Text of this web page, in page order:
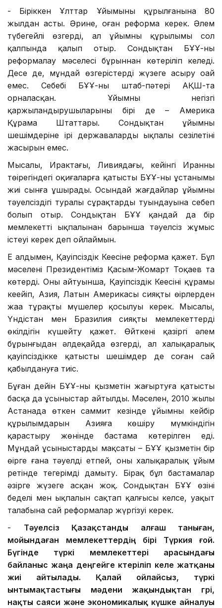
- Біріккен Ұлттар Ұйымының құрылғанына 80
жылдан асты. Әрине, оған реформа керек. Әлем
түбегейлі өзгерді, ал ұйымның құрылымы сол
қалпында қалып отыр. Сондықтан БҰҰ-ны
реформалау мәселесі бұрыннан көтеріліп келеді.
Десе де, мұндай өзгерістерді жүзеге асыру оңай
емес. Себебі БҰҰ-ның штаб-пәтері АҚШ-та
орналасқан. Ұйымның негізгі
қаржыландырушыларының бірі де – Америка
Құрама Штаттары. Сондықтан ұйымның
шешімдеріне ірі державалардың ықпалы сезілетіні
жасырын емес.
Мысалы, Ирактағы, Ливиядағы, кейінгі Иранның
төңірегіндегі оқиғаларға қатысты БҰҰ-ның ұстанымы
жиі сынға ұшырады. Осындай жағдайлар ұйымның
тәуелсіздігі туралы сұрақтардың туындауына себеп
болып отыр. Сондықтан БҰҰ қандай да бір
мемлекеттің ықпалынан барынша тәуелсіз жұмыс
істеуі керек деп ойлаймын.
Ең алдымен, Қауіпсіздік Кеңесіне реформа қажет. Бұл
мәселені Президентіміз Қасым-Жомарт Тоқаев та
көтерді. Оның айтуынша, Қауіпсіздік Кеңесінің құрамы
кеңейіп, Азия, Латын Америкасы сияқты өңірлерден
жаңа тұрақты мүшелер қосылуы керек. Мысалы,
Үндістан мен Бразилия сияқты мемлекеттердің
өкілдігін күшейту қажет. Өйткені қазіргі әлем
бұрынғыдан әлдеқайда өзгерді, ал халықаралық
қауіпсіздікке қатысты шешімдер де соған сай
қабылдануға тиіс.
Бұған дейін БҰҰ-ның қызметін жаңғыртуға қатысты
басқа да ұсыныстар айтылды. Мәселен, 2010 жылы
Астанада өткен саммит кезінде ұйымның кейбір
құрылымдарын Азияға көшіру мүмкіндігін
қарастыру жөнінде бастама көтерілген еді.
Мұндай ұсыныстардың мақсаты – БҰҰ қызметін бір
өңірге ғана тәуелді етпей, оны халықаралық ұйым
ретінде теңгерімді дамыту. Бірақ бұл бастамалар
әзірге жүзеге асқан жоқ. Сондықтан БҰҰ өзінің
беделі мен ықпалын сақтап қалғысы келсе, уақыт
талабына сай реформалар жүргізуі керек.
- Тәуелсіз Қазақстанды алғаш таныған,
мойындаған мемлекеттердің бірі Түркия ғой.
Бүгінде түркі мемлекеттері арасындағы
байланыс жаңа деңгейге көтеріліп келе жатқаны
жиі айтылады. Қалай ойлайсыз, түркі
ынтымақтастығы мәдени жақындықтан гөрі,
нақты саяси және экономикалық күшке айналуы